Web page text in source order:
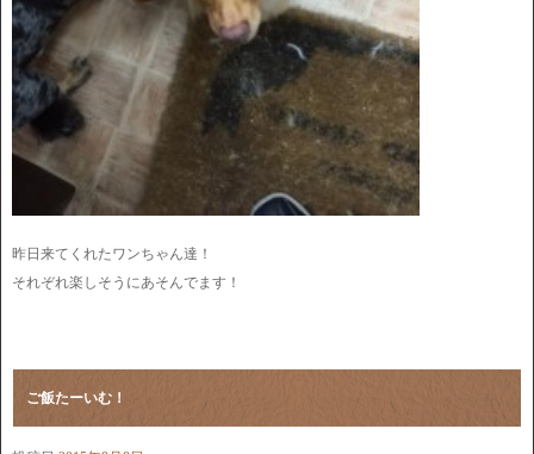
昨日来てくれたワンちゃん達！
それぞれ楽しそうにあそんでます！
ご飯たーいむ！